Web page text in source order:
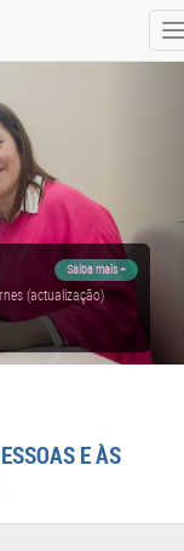
(actualização)
Saiba mais +
E ÀS